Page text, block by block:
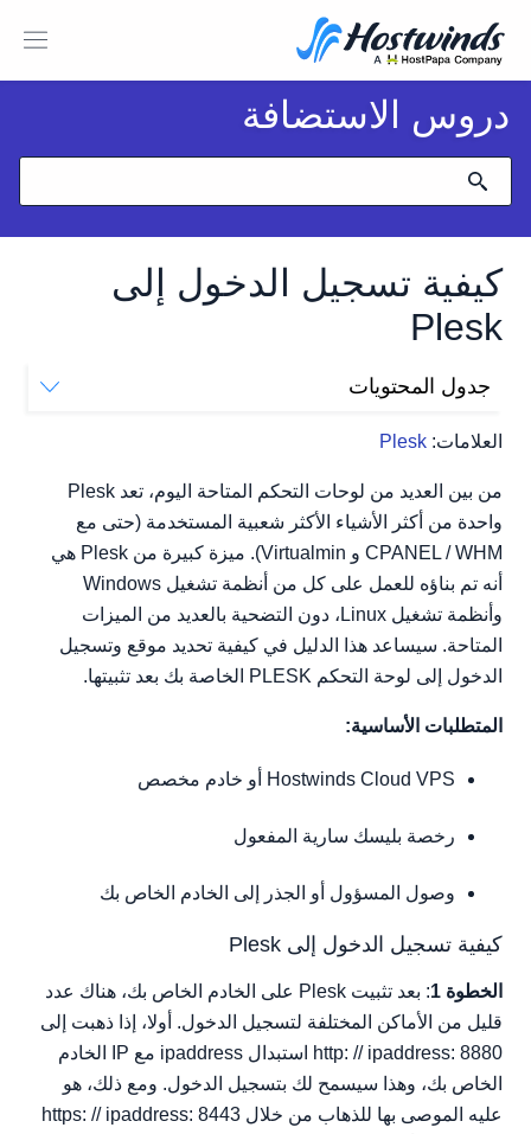
دروس الاستضافة
كيفية تسجيل الدخول إلى
Plesk
العلامات: Plesk
جدول المحتويات
من بين العديد من لوحات التحكم المتاحة اليوم، تعد Plesk
واحدة من أكثر الأشياء الأكثر شعبية المستخدمة (حتى مع
CPANEL / WHM و Virtualmin). ميزة كبيرة من Plesk هي
أنه تم بناؤه للعمل على كل من أنظمة تشغيل Windows
وأنظمة تشغيل Linux، دون التضحية بالعديد من الميزات
المتاحة. سيساعد هذا الدليل في كيفية تحديد موقع وتسجيل
الدخول إلى لوحة التحكم PLESK الخاصة بك بعد تثبيتها.
المتطلبات الأساسية:
Hostwinds Cloud VPS أو خادم مخصص
رخصة بليسك سارية المفعول
وصول المسؤول أو الجذر إلى الخادم الخاص بك
كيفية تسجيل الدخول إلى Plesk
الخطوة 1
: بعد تثبيت Plesk على الخادم الخاص بك، هناك عدد
قليل من الأماكن المختلفة لتسجيل الدخول. أولا، إذا ذهبت إلى
http: // ipaddress: 8880 استبدال ipaddress مع IP الخادم
الخاص بك، وهذا سيسمح لك بتسجيل الدخول. ومع ذلك، هو
عليه الموصى بها للذهاب من خلال https: // ipaddress: 8443